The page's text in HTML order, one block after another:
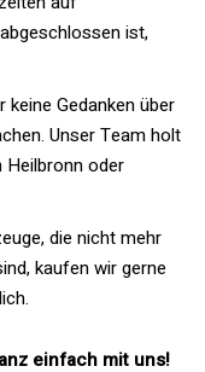
ist,
keine Gedanken über
Unser Team holt
oder
die nicht mehr
kaufen wir gerne
einfach mit uns!